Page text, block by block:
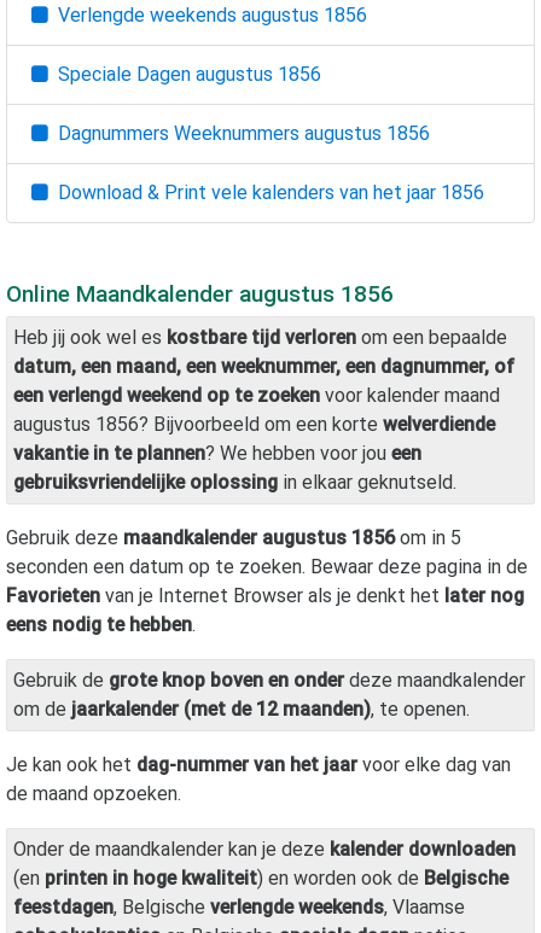
Verlengde weekends augustus 1856
Speciale Dagen augustus 1856
Dagnummers Weeknummers augustus 1856
Download & Print vele kalenders van het jaar 1856
Online Maandkalender augustus 1856
Heb jij ook wel es kostbare tijd verloren om een bepaalde
datum, een maand, een weeknummer, een dagnummer, of
een verlengd weekend op te zoeken voor kalender maand
augustus 1856? Bijvoorbeeld om een korte welverdiende
vakantie in te plannen? We hebben voor jou een
gebruiksvriendelijke oplossing in elkaar geknutseld.
Gebruik deze maandkalender augustus 1856om in 5
seconden een datum op te zoeken. Bewaar deze pagina in de
Favorieten van je Internet Browser als je denkt het later nog
eens nodig te hebben.
Gebruik de grote knop boven en onderdeze maandkalender
om de jaarkalender (met de 12 maanden), te openen.
Je kan ook het dag-nummer van het jaarvoor elke dag van
de maand opzoeken.
Onder de maandkalender kan je deze kalender downloaden
(en printen in hoge kwaliteit) en worden ook de Belgische
feestdagen, Belgische verlengde weekends, Vlaamse